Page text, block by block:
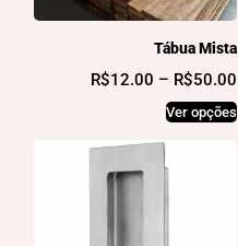
Tábua Mista
R$12.00 – R$50.00
Ver opções